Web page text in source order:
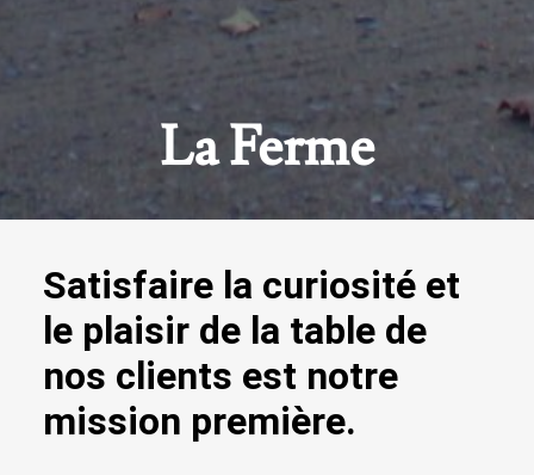
La Ferme
Satisfaire la curiosité et
le plaisir de la table de
nos clients est notre
mission première.